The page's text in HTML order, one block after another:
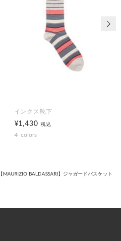
インクス靴下
¥1,430税込
4 colors
【MAURIZIO BALDASSARI】ジャガードバスケット